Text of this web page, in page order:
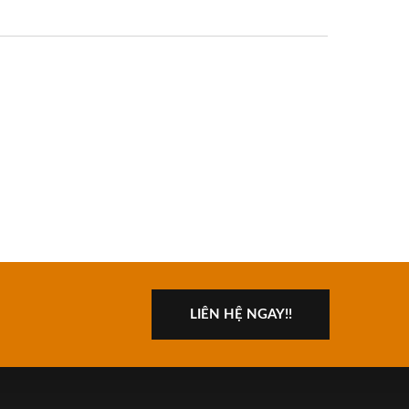
LIÊN HỆ NGAY!!